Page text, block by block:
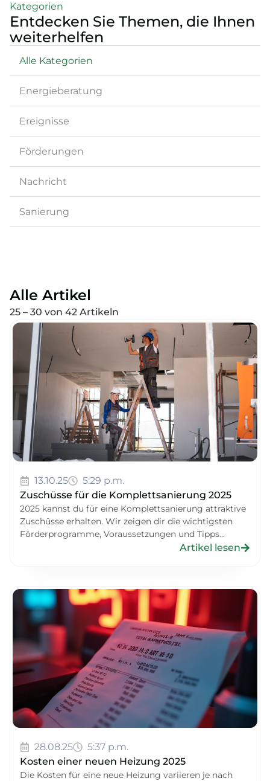
Kategorien
Entdecken Sie Themen, die Ihnen
weiterhelfen
Energieberatung
Ereignisse
Förderungen
Nachricht
Sanierung
Alle Kategorien
Alle Artikel
25 – 30 von 42 Artikeln
13.10.25
5:29 p.m.
Zuschüsse für die Komplettsanierung 2025
2025 kannst du für eine Komplettsanierung attraktive
Zuschüsse erhalten. Wir zeigen dir die wichtigsten
Förderprogramme, Voraussetzungen und Tipps...
Artikel lesen
28.08.25
5:37 p.m.
Kosten einer neuen Heizung 2025
Die Kosten für eine neue Heizung variieren je nach